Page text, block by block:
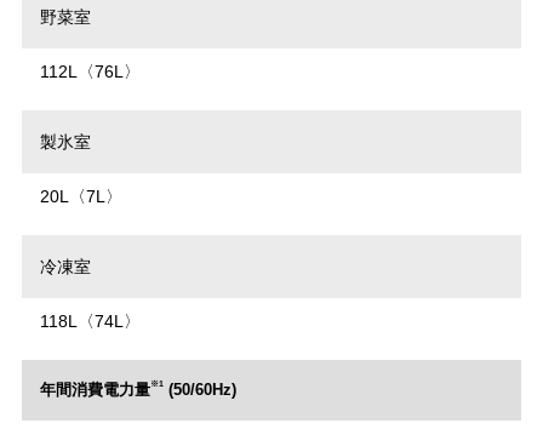
野菜室
112L〈76L〉
製氷室
20L〈7L〉
冷凍室
118L〈74L〉
年間消費電力量※1 (50/60Hz)